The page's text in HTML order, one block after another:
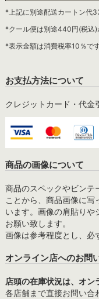
*上記に別途配送カートン代
*クール便は別途440円(税込)
*表示金額は消費税率10％です
お支払方法について
クレジットカード・代金
商品の画像について
商品のスペックやビンテ
ことから、商品画像に
います。画像の肩貼りや
お願い致します。
画像は参考程度とし、必
オンライン店へのお問
店頭の在庫状況は、オン
各店舗まで直接お問い合